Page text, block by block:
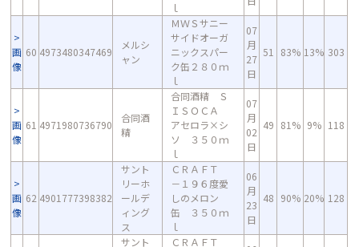
ｌ
画
像
60 4973480347469
メルシ
ャン
ＭＷＳサニー
サイドオーガ
ニックスパー
ク缶２８０ｍ
ｌ
07
月
27
日
51 83% 13% 303
画
像
61 4971980736790
合同酒
精
合同酒精 Ｓ
ＩＳＯＣＡ
アセロラ×シ
ソ ３５０ｍ
ｌ
07
月
02
日
49 81% 9% 118
画
像
62 4901777398382
サント
リーホ
ールデ
ィング
ス
ＣＲＡＦＴ
－１９６度愛
しのメロン
缶 ３５０ｍ
ｌ
06
月
23
日
48 90% 20% 128
サント ＣＲＡＦＴ